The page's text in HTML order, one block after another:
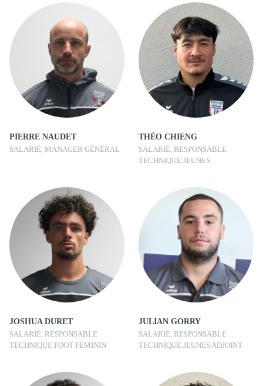
PIERRE NAUDET
SALARIÉ, MANAGER GÉNÉRAL
THÉO CHIENG
SALARIÉ, RESPONSABLE
TECHNIQUE JEUNES
JOSHUA DURET
SALARIÉ, RESPONSABLE
TECHNIQUE FOOT FÉMININ
JULIAN GORRY
SALARIÉ, RESPONSABLE
TECHNIQUE JEUNES ADJOINT